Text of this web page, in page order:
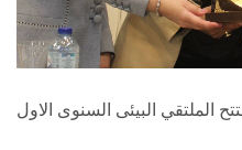
البيئى السنوى الاول